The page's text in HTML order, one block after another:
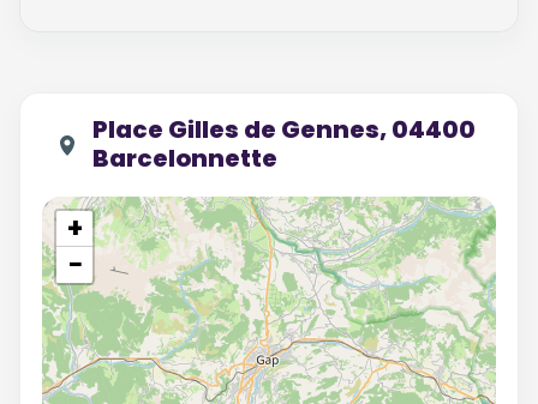
Place Gilles de Gennes, 04400
Barcelonnette
+
−